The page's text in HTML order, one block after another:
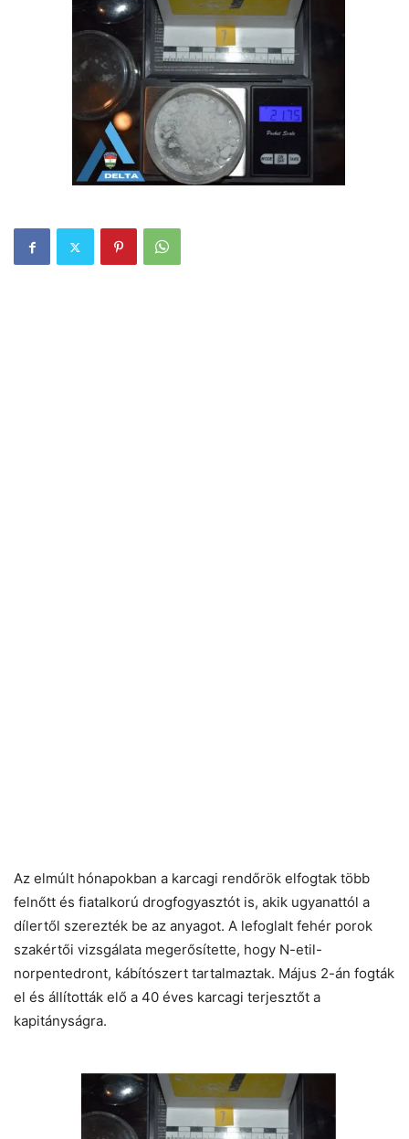
Az elmúlt hónapokban a karcagi rendőrök elfogtak több
felnőtt és fiatalkorú drogfogyasztót is, akik ugyanattól a
dílertől szerezték be az anyagot. A lefoglalt fehér porok
szakértői vizsgálata megerősítette, hogy N-etil-
norpentedront, kábítószert tartalmaztak. Május 2-án fogták
el és állították elő a 40 éves karcagi terjesztőt a
kapitányságra.